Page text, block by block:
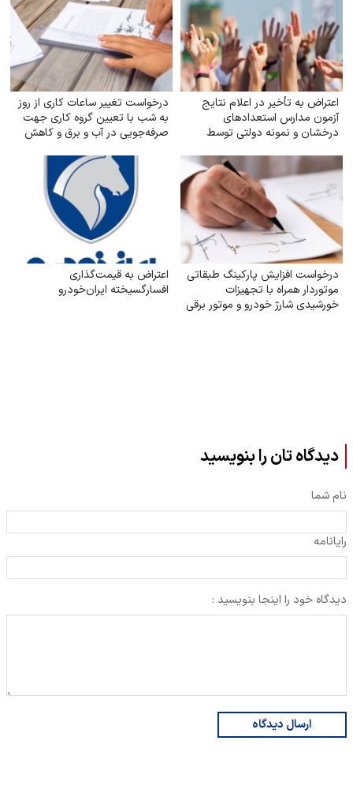
اعتراض به تأخیر در اعلام نتایج
آزمون مدارس استعدادهای
درخشان و نمونه دولتی توسط
درخواست تغییر ساعات کاری از روز
به شب با تعیین گروه کاری جهت
صرفه‌جویی در آب و برق و کاهش
درخواست افزایش پارکینگ طبقاتی
موتوردار همراه با تجهیزات
خورشیدی شارژ خودرو و موتور برقی
اعتراض به قیمت‌گذاری
افسارگسیخته ایران‌خودرو
دیدگاه تان را بنویسید
نام شما
رایانامه
دیدگاه خود را اینجا بنویسید :
ارسال دیدگاه